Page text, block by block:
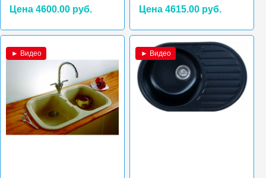
Цена 4600.00 руб. Цена 4615.00 руб.
► Видео ► Видео